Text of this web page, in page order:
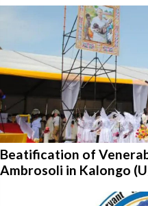
Beatification of
Ambrosoli in Kalongo